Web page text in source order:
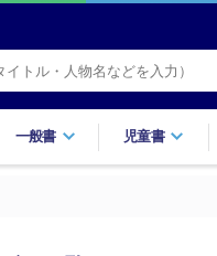
一般書 児童書